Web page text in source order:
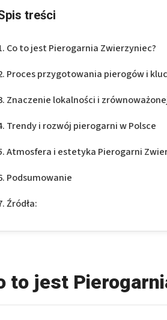
treści
Co to jest Pierogarnia Zwierzyniec?
Proces przygotowania pierogów i
Znaczenie lokalności i
Trendy i rozwój pierogarni w Polsce
Atmosfera i estetyka Pierogarni
Podsumowanie
Źródła:
to jest